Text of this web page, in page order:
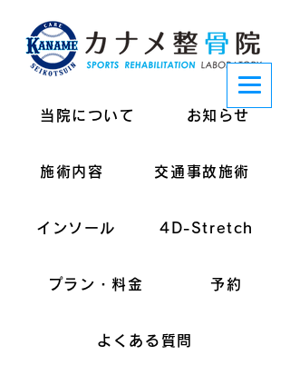
当院について お知らせ
施術内容 交通事故施術
インソール 4D-Stretch
プラン・料金 予約
よくある質問